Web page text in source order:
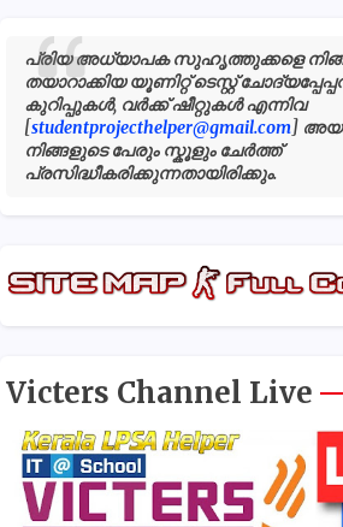
പ്രിയ അധ്യാപക സുഹൃത്തുക്കളെ
തയാറാക്കിയ യൂണിറ്റ് ടെസ്റ്റ്
കുറിപ്പുകൾ, വർക്ക് ഷീറ്റുകൾ എന്നിവ
[studentprojecthelper@gmail.com]
നിങ്ങളുടെ പേരും സ്കൂളും ചേർത്ത്
പ്രസിദ്ധീകരിക്കുന്നതായിരിക്കും.
Victers Channel Live